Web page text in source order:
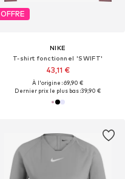
OFFRE
NIKE
T-shirt fonctionnel 'SWIFT'
43,11 €
À l'origine : 69,90 €
Dernier prix le plus bas :39,90 €